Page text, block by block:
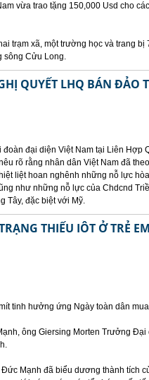
vừa trao tặng 150,000 Usd cho
trạm xã, một trường học và trang
sông Cửu Long.
QUYẾT LHQ BÁN ĐẢO
đại diện Việt Nam tại Liên Hợp
rõ rằng nhân dân Việt Nam đã
liệt hoan nghênh những nỗ lực
như những nỗ lực của Chdcnd
Tây, đặc biệt với Mỹ.
THIẾU IÔT Ở TRẺ
tinh hưởng ứng Ngày toàn dân
ông Giersing Morten Trưởng
Mạnh đã biểu dương thành tích